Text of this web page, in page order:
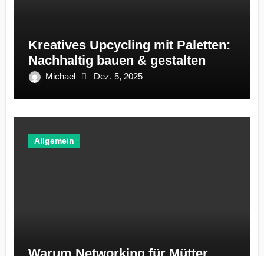
Kreatives Upcycling mit Paletten:
Nachhaltig bauen & gestalten
Michael Dez. 5, 2025
Allgemein